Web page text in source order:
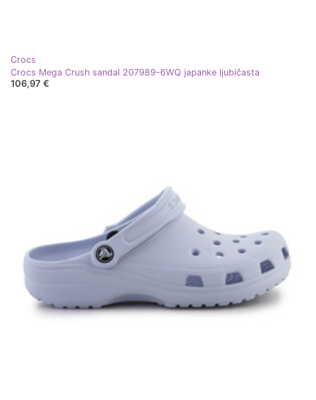
Crocs
Crocs Mega Crush sandal 207989-6WQ japanke ljubičasta
106,97 €